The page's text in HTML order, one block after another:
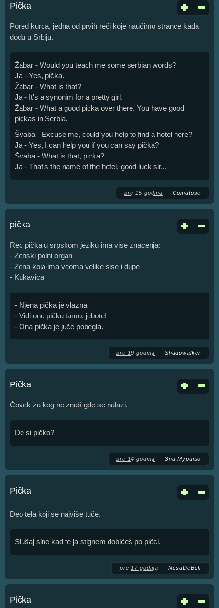
Pička
Pored kurca, jedna od prvih reči koje naučimo strance kada
dođu u Srbiju.
Žabar - Would you teach me some serbian words?
Ja - Yes, pička.
Žabar - What is that?
Ja - It's a synonim for a pretty girl.
Žabar - What a good picka over there. You have good
pickas in Serbia.
Švaba - Excuse me, could you help to find a hotel here?
Ja - Yes, I can help you if you can say pička?
Švaba - What is that, picka?
Ja - That's the name of the hotel, good luck sir...
pre 15 godina Comatose
pička
Rec pička u srpskom jeziku ima vise znacenja:
- Zenski polni organ
- Zena koja ima veoma velike sise i dupe
- Kukavica
- Njena pička je vlazna.
- Vidi onu pičku tamo, jebote!
- Ona pička je juče pobegla.
pre 19 godina Shadowalker
Pička
Čovek za kog ne znaš gde se nalazi.
De si pičko?
pre 14 godina Зна Мурињо
Pička
Deo tela koji se najviše tuče.
Slušaj sine kad te ja stignem dobićeš po pičci.
pre 17 godina NesaDeBeli
Pička